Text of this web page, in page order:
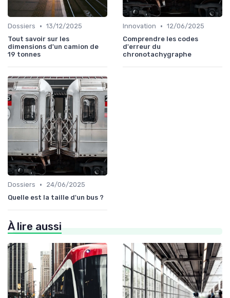
Dossiers • 13/12/2025
Tout savoir sur les
dimensions d'un camion de
19 tonnes
Innovation • 12/06/2025
Comprendre les codes
d'erreur du
chronotachygraphe
Dossiers •
24/06/2025
Quelle est la taille d'un bus ?
À lire aussi